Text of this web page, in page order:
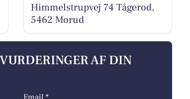
Himmelstrupvej 74 Tågerod,
5462 Morud
AF DIN